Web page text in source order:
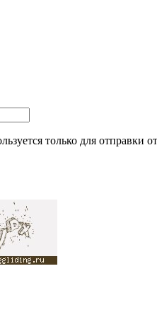
только для отправки